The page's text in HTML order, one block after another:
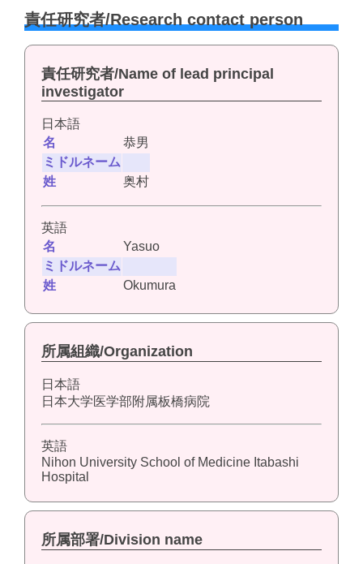
責任研究者/Research contact person
責任研究者/Name of lead principal
investigator
日本語
名
恭男
ミドルネーム
姓
奥村
英語
名
Yasuo
ミドルネーム
姓
Okumura
所属組織/Organization
日本語
日本大学医学部附属板橋病院
英語
Nihon University School of Medicine Itabashi
Hospital
所属部署/Division name